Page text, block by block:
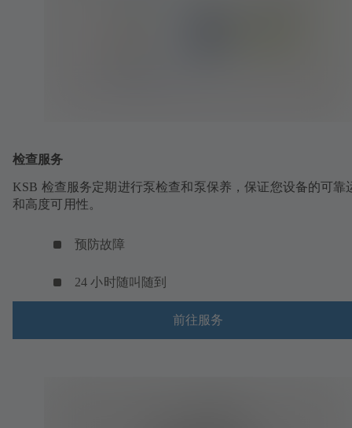
检查服务
KSB 检查服务定期进行泵检查和泵保养，保证您设备的可靠
和高度可用性。
预防故障
24 小时随叫随到
前往服务